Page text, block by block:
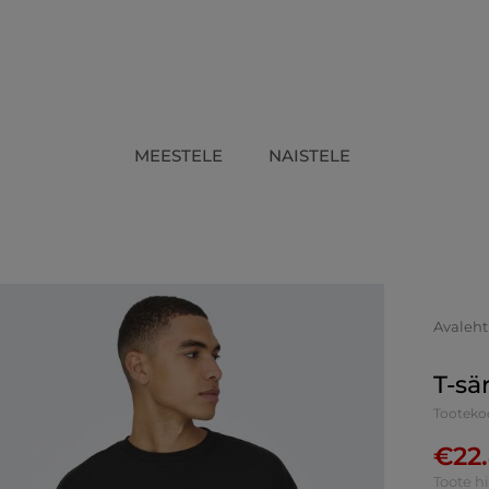
MEESTELE NAISTELE
Avaleht
T-
€
Toote